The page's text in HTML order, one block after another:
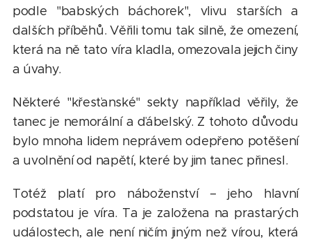
podle "babských báchorek", vlivu starších a
dalších příběhů. Věřili tomu tak silně, že omezení,
která na ně tato víra kladla, omezovala jejich činy
a úvahy.
Některé "křesťanské" sekty například věřily, že
tanec je nemorální a ďábelský. Z tohoto důvodu
bylo mnoha lidem neprávem odepřeno potěšení
a uvolnění od napětí, které by jim tanec přinesl.
Totéž platí pro náboženství – jeho hlavní
podstatou je víra. Ta je založena na prastarých
událostech, ale není ničím jiným než vírou, která